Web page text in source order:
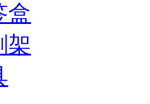
盒
架